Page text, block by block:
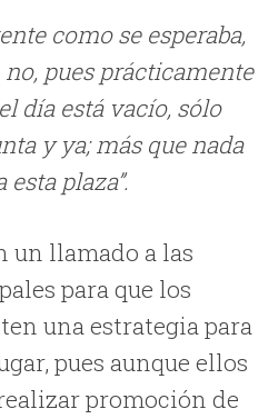
como se esperaba,
pues prácticamente
día está vacío, sólo
y ya; más que nada
plaza”.
un llamado a las
para que los
una estrategia para
pues aunque ellos
promoción de